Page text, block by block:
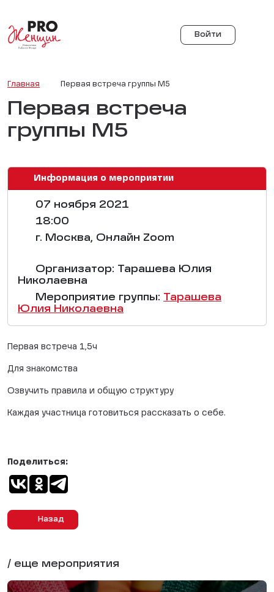
Войти
Главная Первая встреча группы М5
Первая встреча
группы М5
Информация о мероприятии
07 ноября 2021
18:00
г. Москва, Онлайн Zoom
Организатор: Тарашева Юлия
Николаевна
Мероприятие группы:
Тарашева
Юлия Николаевна
Первая встреча 1,5ч
Для знакомства
Озвучить правила и общую структуру
Каждая участница готовиться рассказать о себе.
Назад
Поделиться:
/ еще мероприятия